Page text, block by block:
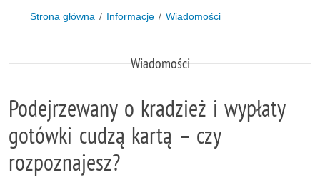
Strona główna Informacje Wiadomości
Wiadomości
Podejrzewany o kradzież i wypłaty
gotówki cudzą kartą – czy
rozpoznajesz?